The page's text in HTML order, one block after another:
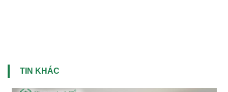
TIN KHÁC